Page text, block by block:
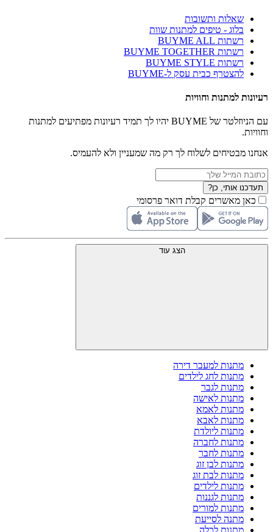
שאלות ותשובות
בלוג - טיפים למתנות שוות
רשתות BUYME ALL
רשתות BUYME TOGETHER
רשתות BUYME STYLE
להצטרף כבית עסק ל-BUYME
רעיונות למתנות וחוויות
עם הניוזלטר של BUYME יהיו לך תמיד רעיונות מפתיעים למתנות
וחוויות.
אנחנו מבטיחים לשלוח לך רק מה שמעניין ולא להעמיס.
תעדכנו אותי, כן?
כאן מאשרים קבלת דואר פרסומי
הצג עוד
מתנות למעבר דירה
מתנות לחג לילדים
מתנות לגבר
מתנות לאישה
מתנות לאמא
מתנות לאבא
מתנות ליולדת
מתנות לחברה
מתנות לחבר
מתנות לבן זוג
מתנות לבת זוג
מתנות לילדים
מתנות לגננות
מתנות למורים
מתנה לסייעת
מתנות לכלה